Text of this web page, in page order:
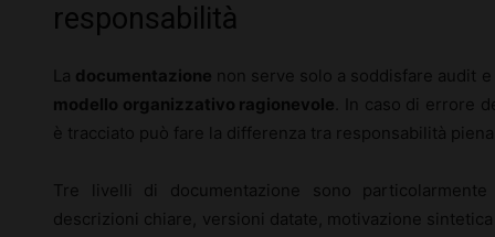
responsabilità
La documentazione non serve solo a soddisfare audit
modello organizzativo ragionevole . In caso di errore
è tracciato può fare la differenza tra responsabilità
Tre livelli di documentazione sono
descrizioni chiare, versioni datate, motivazione